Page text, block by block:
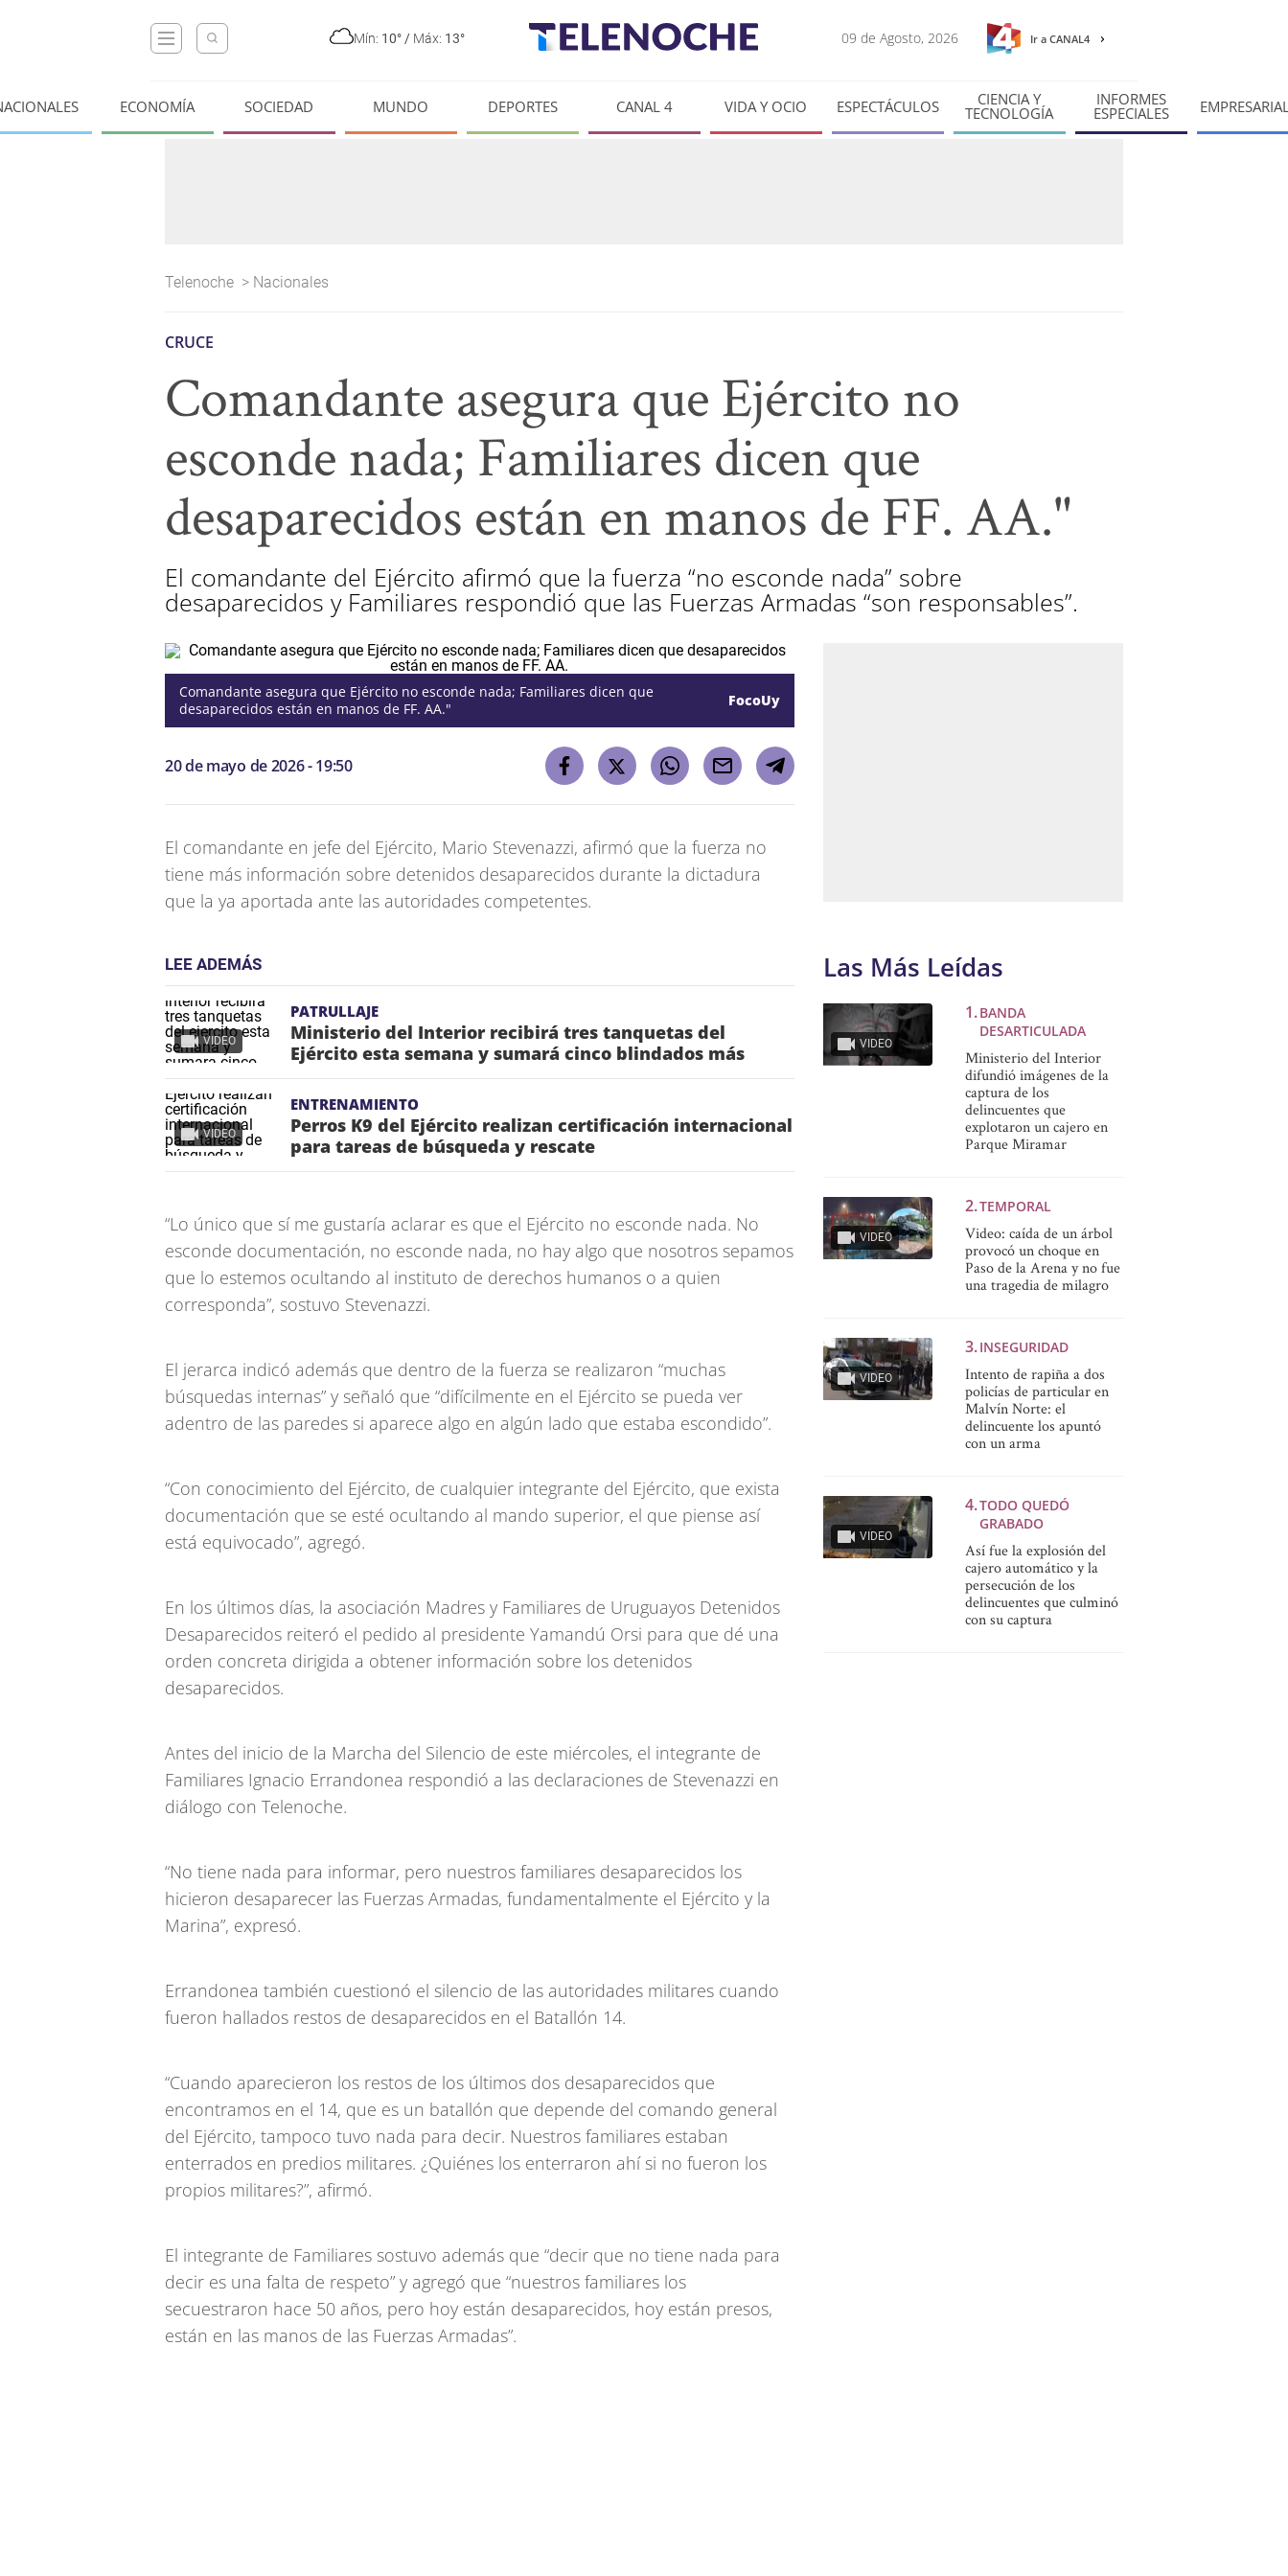
Mín: 10° / Máx: 13° 09 de Agosto, 2026 Ir a CANAL4
ECONOMÍA SOCIEDAD MUNDO DEPORTES CANAL 4 VIDA Y OCIO ESPECTÁCULOS CIENCIA Y
TECNOLOGÍA
INFORMES
ESPECIALES
Telenoche > Nacionales
CRUCE
Comandante asegura que Ejército no
esconde nada; Familiares dicen que
desaparecidos están en manos de FF. AA."
El comandante del Ejército afirmó que la fuerza “no esconde nada” sobre
desaparecidos y Familiares respondió que las Fuerzas Armadas “son responsables”.
Comandante asegura que Ejército no esconde nada; Familiares dicen que
desaparecidos están en manos de FF. AA."
FocoUy
20 de mayo de 2026 - 19:50
El comandante en jefe del Ejército, Mario Stevenazzi, afirmó que la fuerza no
tiene más información sobre detenidos desaparecidos durante la dictadura
que la ya aportada ante las autoridades competentes.
LEE ADEMÁS
VIDEO
PATRULLAJE
Ministerio del Interior recibirá tres tanquetas del
Ejército esta semana y sumará cinco blindados más
VIDEO
ENTRENAMIENTO
Perros K9 del Ejército realizan certificación internacional
para tareas de búsqueda y rescate
“Lo único que sí me gustaría aclarar es que el Ejército no esconde nada. No
esconde documentación, no esconde nada, no hay algo que nosotros sepamos
que lo estemos ocultando al instituto de derechos humanos o a quien
corresponda”, sostuvo Stevenazzi.
El jerarca indicó además que dentro de la fuerza se realizaron “muchas
búsquedas internas” y señaló que “difícilmente en el Ejército se pueda ver
adentro de las paredes si aparece algo en algún lado que estaba escondido”.
“Con conocimiento del Ejército, de cualquier integrante del Ejército, que exista
documentación que se esté ocultando al mando superior, el que piense así
está equivocado”, agregó.
En los últimos días, la asociación Madres y Familiares de Uruguayos Detenidos
Desaparecidos reiteró el pedido al presidente Yamandú Orsi para que dé una
orden concreta dirigida a obtener información sobre los detenidos
desaparecidos.
Antes del inicio de la Marcha del Silencio de este miércoles, el integrante de
Familiares Ignacio Errandonea respondió a las declaraciones de Stevenazzi en
diálogo con Telenoche.
“No tiene nada para informar, pero nuestros familiares desaparecidos los
hicieron desaparecer las Fuerzas Armadas, fundamentalmente el Ejército y la
Marina”, expresó.
Errandonea también cuestionó el silencio de las autoridades militares cuando
fueron hallados restos de desaparecidos en el Batallón 14.
“Cuando aparecieron los restos de los últimos dos desaparecidos que
encontramos en el 14, que es un batallón que depende del comando general
del Ejército, tampoco tuvo nada para decir. Nuestros familiares estaban
enterrados en predios militares. ¿Quiénes los enterraron ahí si no fueron los
propios militares?”, afirmó.
El integrante de Familiares sostuvo además que “decir que no tiene nada para
decir es una falta de respeto” y agregó que “nuestros familiares los
secuestraron hace 50 años, pero hoy están desaparecidos, hoy están presos,
están en las manos de las Fuerzas Armadas”.
Las Más Leídas
VIDEO
BANDA
DESARTICULADA
Ministerio del Interior
difundió imágenes de la
captura de los
delincuentes que
explotaron un cajero en
Parque Miramar
VIDEO
TEMPORAL
Video: caída de un árbol
provocó un choque en
Paso de la Arena y no fue
una tragedia de milagro
VIDEO
INSEGURIDAD
Intento de rapiña a dos
policías de particular en
Malvín Norte: el
delincuente los apuntó
con un arma
VIDEO
TODO QUEDÓ
GRABADO
Así fue la explosión del
cajero automático y la
persecución de los
delincuentes que culminó
con su captura